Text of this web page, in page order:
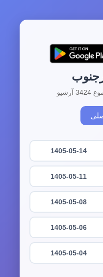
1405-05-14
1405-05-11
1405-05-08
1405-05-06
1405-05-04